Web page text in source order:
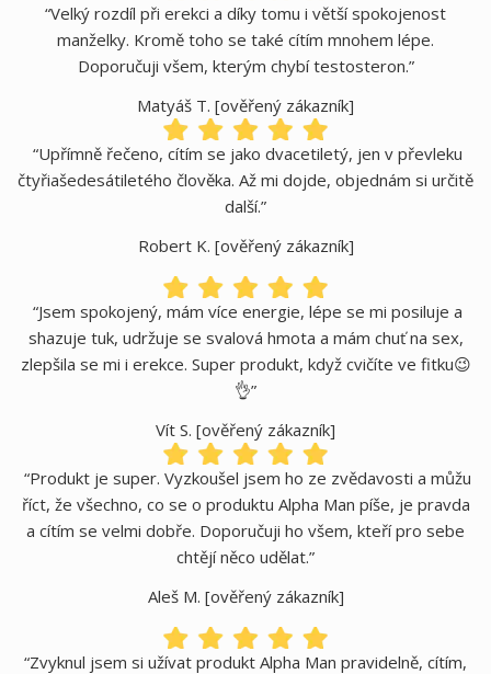
“Velký rozdíl při erekci a díky tomu i větší spokojenost
manželky. Kromě toho se také cítím mnohem lépe.
Doporučuji všem, kterým chybí testosteron.”
Matyáš T. [ověřený zákazník]
“Upřímně řečeno, cítím se jako dvacetiletý, jen v převleku
čtyřiašedesátiletého člověka. Až mi dojde, objednám si určitě
další.”
Robert K. [ověřený zákazník]
“Jsem spokojený, mám více energie, lépe se mi posiluje a
shazuje tuk, udržuje se svalová hmota a mám chuť na sex,
zlepšila se mi i erekce. Super produkt, když cvičíte ve fitku😉
👌”
Vít S. [ověřený zákazník]
“Produkt je super. Vyzkoušel jsem ho ze zvědavosti a můžu
říct, že všechno, co se o produktu Alpha Man píše, je pravda
a cítím se velmi dobře. Doporučuji ho všem, kteří pro sebe
chtějí něco udělat.”
Aleš M. [ověřený zákazník]
“Zvyknul jsem si užívat produkt Alpha Man pravidelně, cítím,